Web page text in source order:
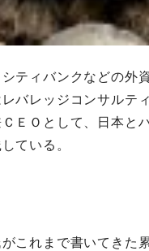
ティバンクなどの外
バレッジコンサルテ
ＥＯとして、日本と
ている。
これまで書いてきた